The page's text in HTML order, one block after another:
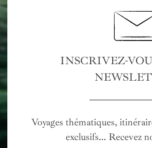
INSCRIVEZ-
Voyages thématiques,
exclusifs... Recevez